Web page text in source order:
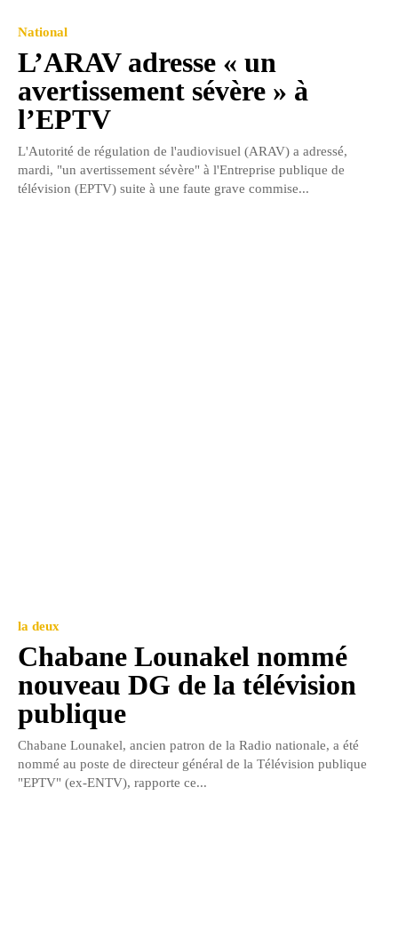
National
L’ARAV adresse « un
avertissement sévère » à
l’EPTV
L'Autorité de régulation de l'audiovisuel (ARAV) a adressé,
mardi, "un avertissement sévère" à l'Entreprise publique de
télévision (EPTV) suite à une faute grave commise...
la deux
Chabane Lounakel nommé
nouveau DG de la télévision
publique
Chabane Lounakel, ancien patron de la Radio nationale, a été
nommé au poste de directeur général de la Télévision publique
"EPTV" (ex-ENTV), rapporte ce...